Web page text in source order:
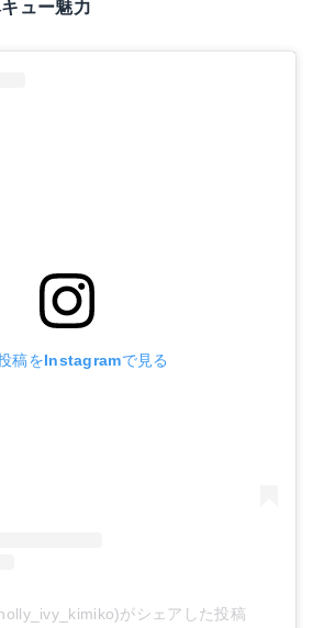
ュー魅力
稿をInstagramで見る
がシェアした投稿